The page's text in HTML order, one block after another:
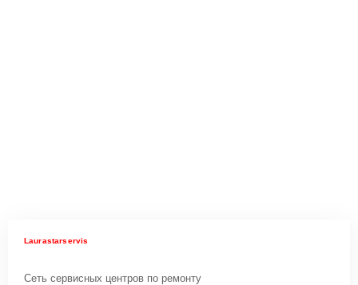
Laurastarservis
Сеть сервисных центров по ремонту